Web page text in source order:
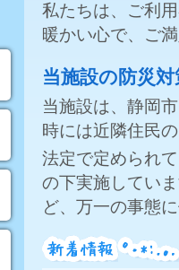
私たちは、ご利
暖かい心で、ご
当施設の防災
当施設は、静岡
時には近隣住民
法定で定められ
の下実施してい
ど、万一の事態